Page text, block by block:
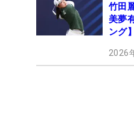
竹田
美夢
ング】
2026